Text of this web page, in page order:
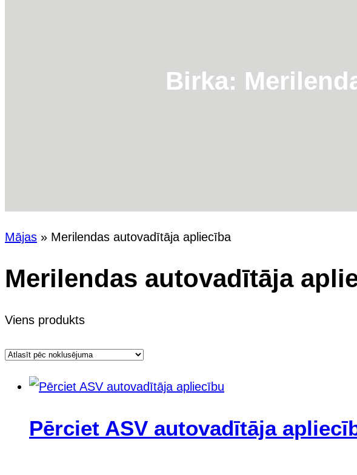
Birka:
Mājas » Merilendas autovadītāja apliecība
Merilendas autovadītāja
Viens produkts
Pērciet ASV autovadītāja